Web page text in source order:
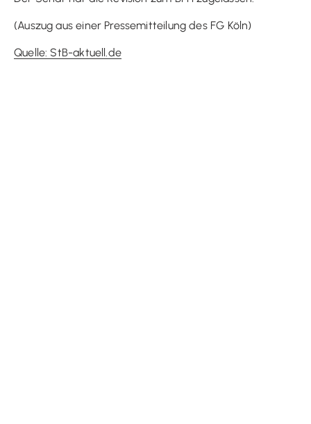
(Auszug aus einer Pressemitteilung des FG Köln)
Quelle: StB-aktuell.de